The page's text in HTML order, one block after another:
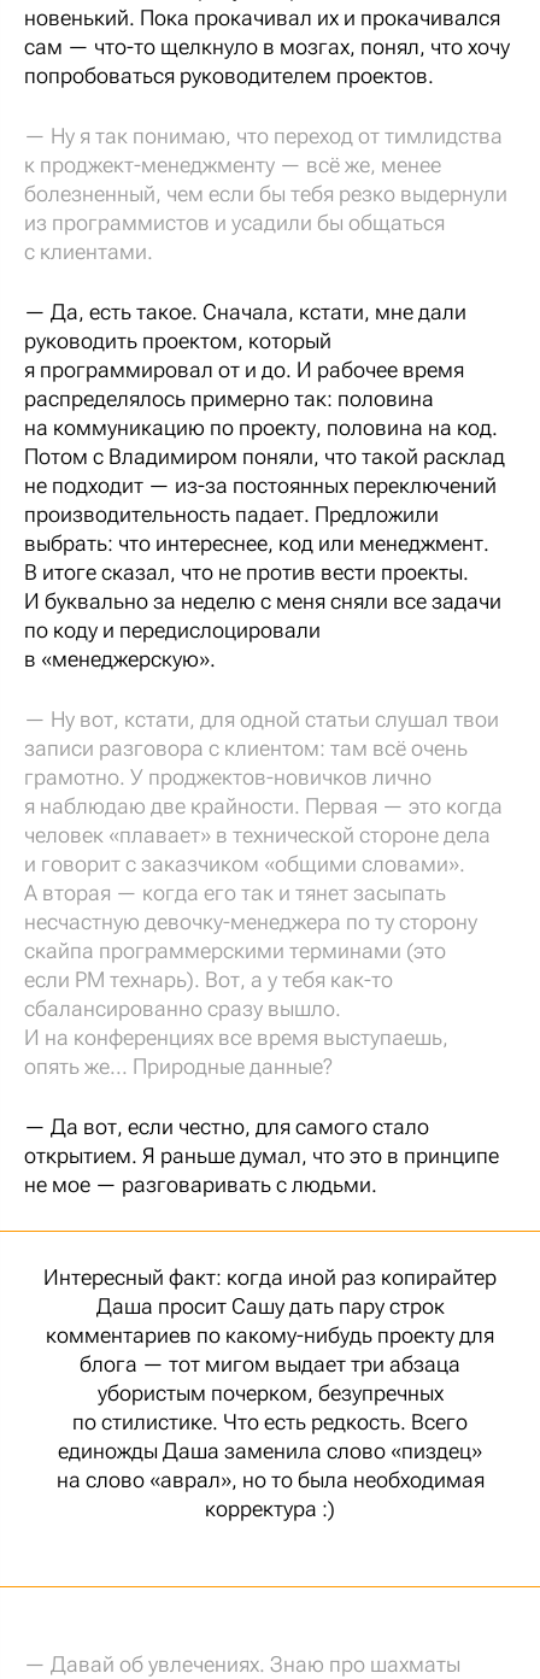
новенький. Пока прокачивал их и прокачивался
сам — что-то щелкнуло в мозгах, понял, что хочу
попробоваться руководителем проектов.
— Ну я так понимаю, что переход от тимлидства
к проджект-менеджменту — всё же, менее
болезненный, чем если бы тебя резко выдернули
из программистов и усадили бы общаться
с клиентами.
— Да, есть такое. Сначала, кстати, мне дали
руководить проектом, который
я программировал от и до. И рабочее время
распределялось примерно так: половина
на коммуникацию по проекту, половина на код.
Потом с Владимиром поняли, что такой расклад
не подходит — из-за постоянных переключений
производительность падает. Предложили
выбрать: что интереснее, код или менеджмент.
В итоге сказал, что не против вести проекты.
И буквально за неделю с меня сняли все задачи
по коду и передислоцировали
в «менеджерскую».
— Ну вот, кстати, для одной статьи слушал твои
записи разговора с клиентом: там всё очень
грамотно. У проджектов-новичков лично
я наблюдаю две крайности. Первая — это когда
человек «плавает» в технической стороне дела
и говорит с заказчиком «общими словами».
А вторая — когда его так и тянет засыпать
несчастную девочку-менеджера по ту сторону
скайпа программерскими терминами (это
если PM технарь). Вот, а у тебя как-то
сбалансированно сразу вышло.
И на конференциях все время выступаешь,
опять же... Природные данные?
— Да вот, если честно, для самого стало
открытием. Я раньше думал, что это в принципе
не мое — разговаривать с людьми.
Интересный факт: когда иной раз копирайтер
Даша просит Сашу дать пару строк
комментариев по какому-нибудь проекту для
блога — тот мигом выдает три абзаца
убористым почерком, безупречных
по стилистике. Что есть редкость. Всего
единожды Даша заменила слово «пиздец»
на слово «аврал», но то была необходимая
корректура :)
— Давай об увлечениях. Знаю про шахматы